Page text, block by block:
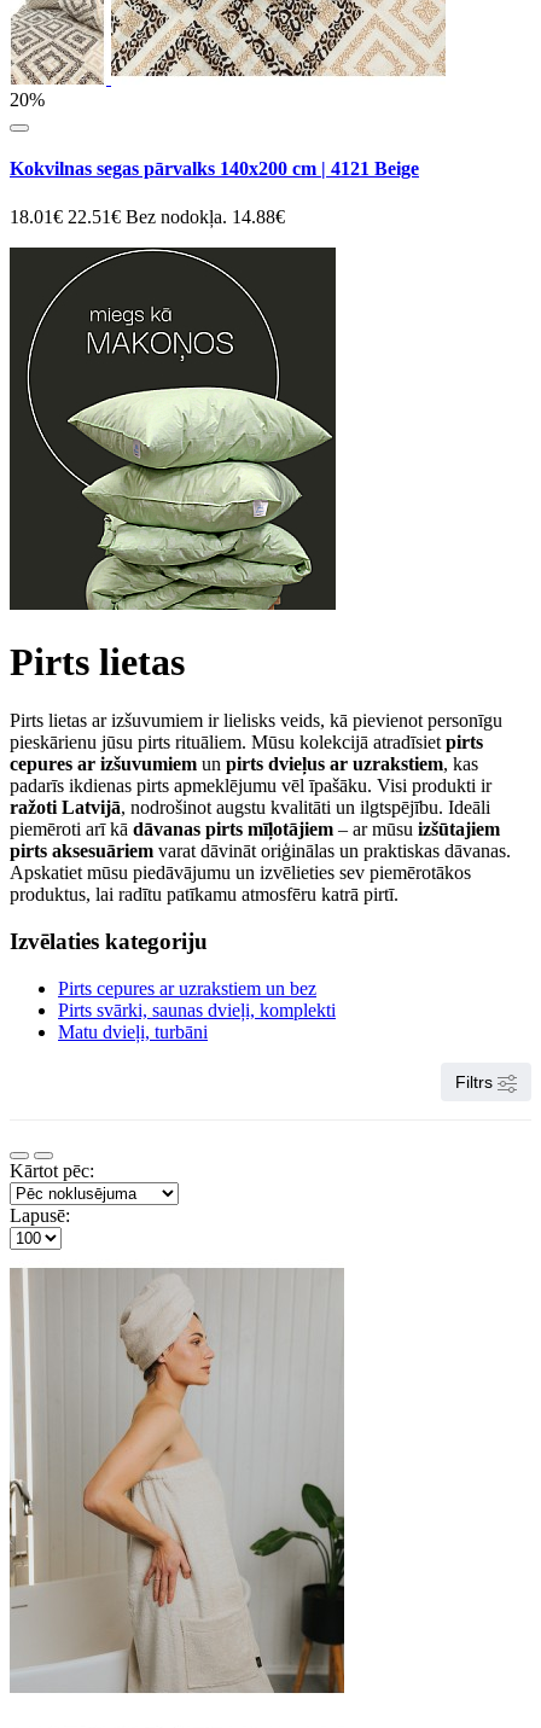
20%
Kokvilnas segas pārvalks 140x200 cm | 4121 Beige
18.01€ 22.51€ Bez nodokļa. 14.88€
Pirts lietas
Pirts lietas ar izšuvumiem ir lielisks veids, kā pievienot personīgu
pieskārienu jūsu pirts rituāliem. Mūsu kolekcijā atradīsietpirts
cepures ar izšuvumiem un pirts dvieļus ar uzrakstiem, kas
padarīs ikdienas pirts apmeklējumu vēl īpašāku. Visi produkti ir
ražoti Latvijā, nodrošinot augstu kvalitāti un ilgtspējību. Ideāli
piemēroti arī kā dāvanas pirts mīļotājiem – ar mūsu izšūtajiem
pirts aksesuāriem varat dāvināt oriģinālas un praktiskas dāvanas.
Apskatiet mūsu piedāvājumu un izvēlieties sev piemērotākos
produktus, lai radītu patīkamu atmosfēru katrā pirtī.
Izvēlaties kategoriju
Pirts cepures ar uzrakstiem un bez
Pirts svārki, saunas dvieļi, komplekti
Matu dvieļi, turbāni
Filtrs
Kārtot pēc:
Lapusē: